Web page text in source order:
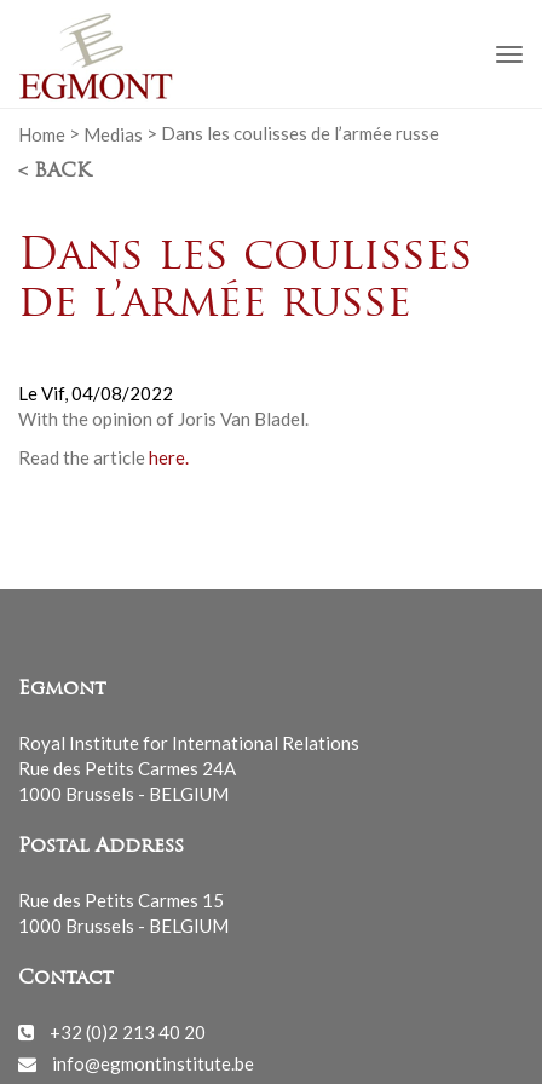
Home > Medias > Dans les coulisses de l’armée russe
< BACK
Dans les coulisses
de l’armée russe
Le Vif,04/08/2022
With the opinion of Joris Van Bladel.
Read the articlehere.
Egmont
Royal Institute for International Relations
Rue des Petits Carmes 24A
1000 Brussels - BELGIUM
Postal Address
Rue des Petits Carmes 15
1000 Brussels - BELGIUM
Contact
+32 (0)2 213 40 20
info@egmontinstitute.be